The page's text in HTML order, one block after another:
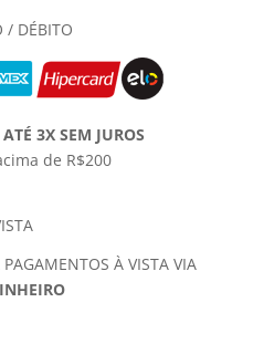
/ DÉBITO
3X SEM JUROS
de R$200
À VISTA VIA